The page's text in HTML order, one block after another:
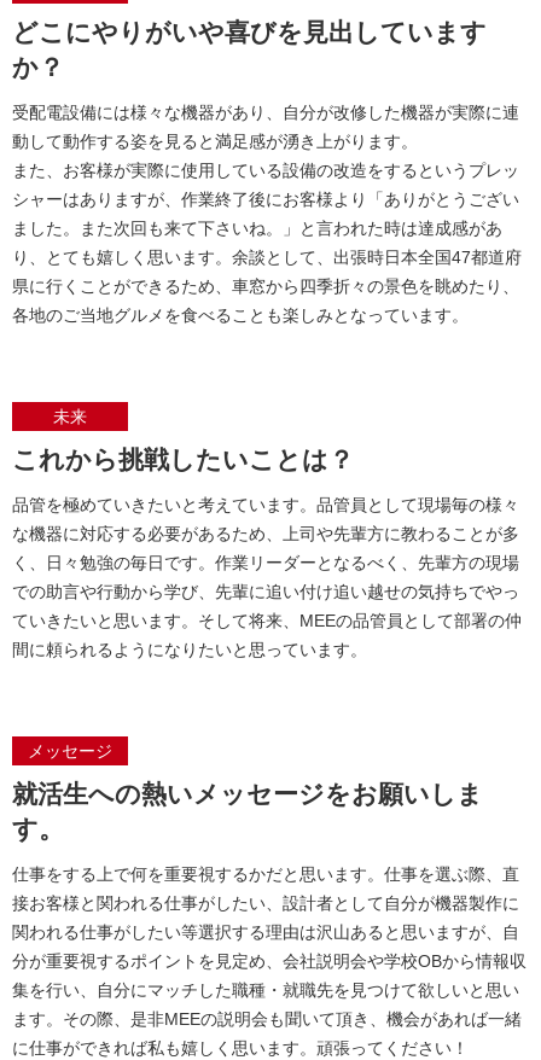
どこにやりがいや喜びを見出しています
か？
受配電設備には様々な機器があり、自分が改修した機器が実際に連
動して動作する姿を見ると満足感が湧き上がります。
また、お客様が実際に使用している設備の改造をするというプレッ
シャーはありますが、作業終了後にお客様より「ありがとうござい
ました。また次回も来て下さいね。」と言われた時は達成感があ
り、とても嬉しく思います。余談として、出張時日本全国47都道府
県に行くことができるため、車窓から四季折々の景色を眺めたり、
各地のご当地グルメを食べることも楽しみとなっています。
未来
これから挑戦したいことは？
品管を極めていきたいと考えています。品管員として現場毎の様々
な機器に対応する必要があるため、上司や先輩方に教わることが多
く、日々勉強の毎日です。作業リーダーとなるべく、先輩方の現場
での助言や行動から学び、先輩に追い付け追い越せの気持ちでやっ
ていきたいと思います。そして将来、MEEの品管員として部署の仲
間に頼られるようになりたいと思っています。
メッセージ
就活生への熱いメッセージをお願いしま
す。
仕事をする上で何を重要視するかだと思います。仕事を選ぶ際、直
接お客様と関われる仕事がしたい、設計者として自分が機器製作に
関われる仕事がしたい等選択する理由は沢山あると思いますが、自
分が重要視するポイントを見定め、会社説明会や学校OBから情報収
集を行い、自分にマッチした職種・就職先を見つけて欲しいと思い
ます。その際、是非MEEの説明会も聞いて頂き、機会があれば一緒
に仕事ができれば私も嬉しく思います。頑張ってください！